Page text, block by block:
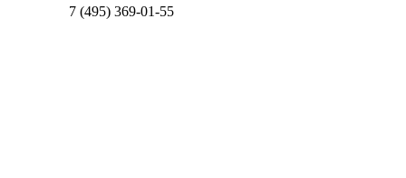
7 (495) 369-01-55